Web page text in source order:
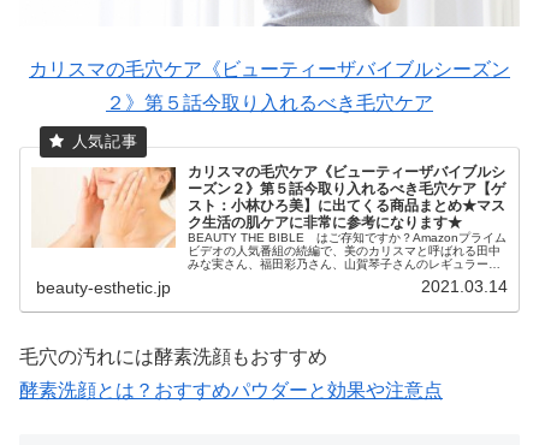
カリスマの毛穴ケア《ビューティーザバイブルシーズン
２》第５話今取り入れるべき毛穴ケア
カリスマの毛穴ケア《ビューティーザバイブルシ
ーズン２》第５話今取り入れるべき毛穴ケア【ゲ
スト：小林ひろ美】に出てくる商品まとめ★マス
ク生活の肌ケアに非常に参考になります★
BEAUTY THE BIBLE はご存知ですか？Amazonプライム
ビデオの人気番組の続編で、美のカリスマと呼ばれる田中
みな実さん、福田彩乃さん、山賀琴子さんのレギュラーMC
beauty-esthetic.jp 2021.03.14
毛穴の汚れには酵素洗顔もおすすめ
酵素洗顔とは？おすすめパウダーと効果や注意点